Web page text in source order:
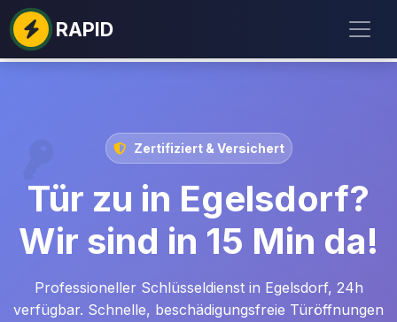
RAPID
Zertifiziert & Versichert
Tür zu in Egelsdorf?
Wir sind in 15 Min da!
Professioneller Schlüsseldienst in Egelsdorf, 24h
verfügbar. Schnelle, beschädigungsfreie Türöffnungen